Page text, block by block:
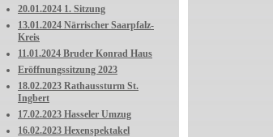
20.01.2024 1. Sitzung
13.01.2024 Närrischer Saarpfalz-
Kreis
11.01.2024 Bruder Konrad Haus
Eröffnungssitzung 2023
18.02.2023 Rathaussturm St.
Ingbert
17.02.2023 Hasseler Umzug
16.02.2023 Hexenspektakel